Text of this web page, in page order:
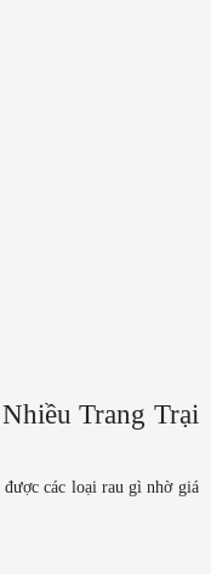
Trang Trại
các loại rau gì nhờ giá